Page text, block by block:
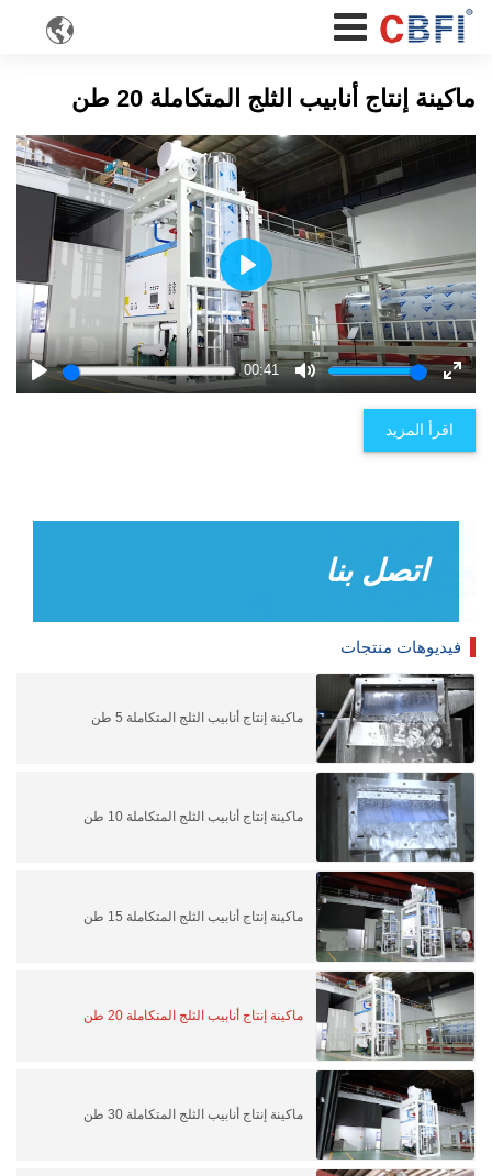

ماكينة إنتاج أنابيب الثلج المتكاملة 20 طن
Play
00:41
Mute
Enter
Play
اقرأ المزيد
اتصل بنا
فيديوهات منتجات
ماكينة إنتاج أنابيب الثلج المتكاملة 5 طن
ماكينة إنتاج أنابيب الثلج المتكاملة 10 طن
ماكينة إنتاج أنابيب الثلج المتكاملة 15 طن
ماكينة إنتاج أنابيب الثلج المتكاملة 20 طن
ماكينة إنتاج أنابيب الثلج المتكاملة 30 طن